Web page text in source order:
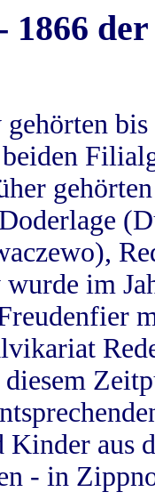
1866
im
Kinder aus
- in